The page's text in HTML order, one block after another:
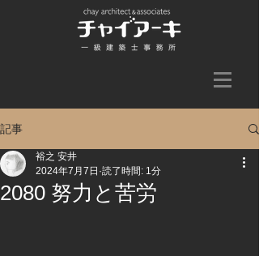
記事
2080 努力と苦労
裕之 安井
2024年7月7日 読了時間: 1分